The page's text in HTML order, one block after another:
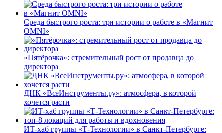
Среда быстрого роста: три истории о работе в «Магнит
OMNI»
«Пятёрочка»: стремительный рост от продавца до
директора
ДНК «ВсеИнструменты.ру»: атмосфера, в которой
хочется расти
ИТ-хаб группы «Т-Технологии» в Санкт-Петербурге: